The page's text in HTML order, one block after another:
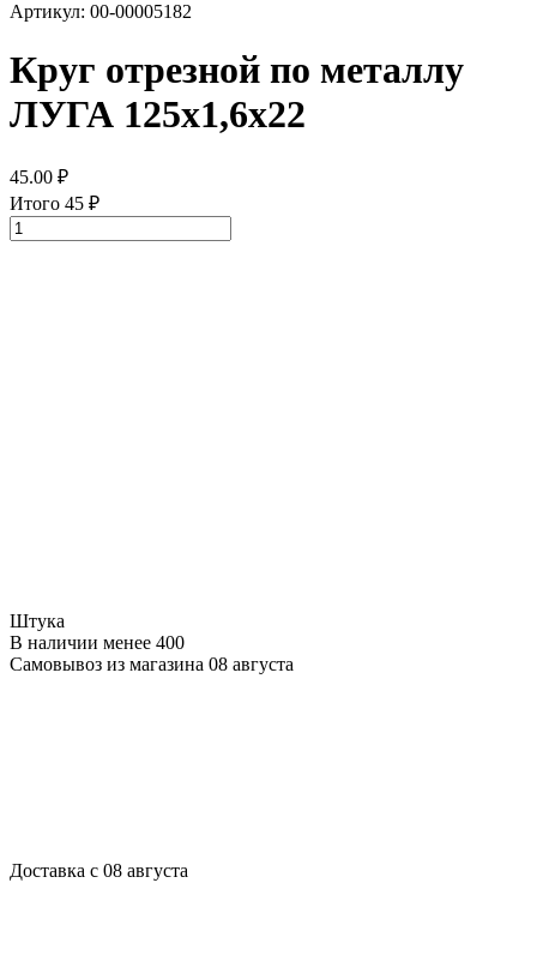
Артикул: 00-00005182
Круг отрезной по металлу
ЛУГА 125х1,6х22
45.00 ₽
Итого 45 ₽
Штука
В наличии менее 400
Самовывоз из магазина 08 августа
Доставка с 08 августа